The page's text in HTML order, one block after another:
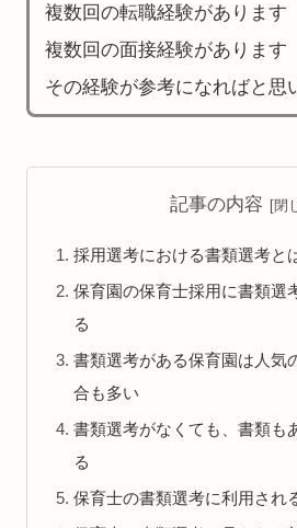
複数回の転職経験があります
複数回の面接経験があります
その経験が参考になればと思
記事の内容
採用選考における書類選考と
保育園の保育士採用に書類選
る
書類選考がある保育園は人気
合も多い
書類選考がなくても、書類も
る
保育士の書類選考に利用され